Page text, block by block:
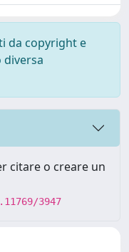
da copyright e
citare o creare un
3947